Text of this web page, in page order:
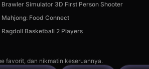
Brawler Simulator 3D First Person Shooter
Mahjong: Food Connect
Ragdoll Basketball 2 Players
favorit, dan nikmatin keseruannya.